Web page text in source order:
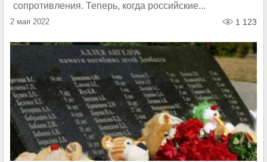
сопротивления. Теперь, когда российские...
2 мая 2022 1 123